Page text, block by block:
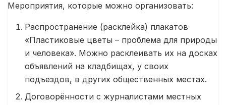
Мероприятия, которые можно организовать:
Распространение (расклейка) плакатов
«Пластиковые цветы – проблема для природы
и человека». Можно расклеивать их на досках
объявлений на кладбищах, у своих
подъездов, в других общественных местах.
Договорённости с журналистами местных